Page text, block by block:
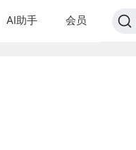
AI助手 会员